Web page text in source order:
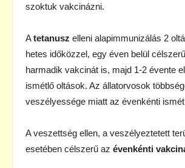
szoktuk vakcinázni.
Atetanusz elleni alapimmunizálás 2
hetes időközzel, egy éven belül
harmadik vakcinát is, majd 1-2 évente
ismétlő oltások. Az állatorvosok
veszélyessége miatt az évenkénti
A veszettség ellen, a veszélyeztetett
esetében célszerű az évenkénti